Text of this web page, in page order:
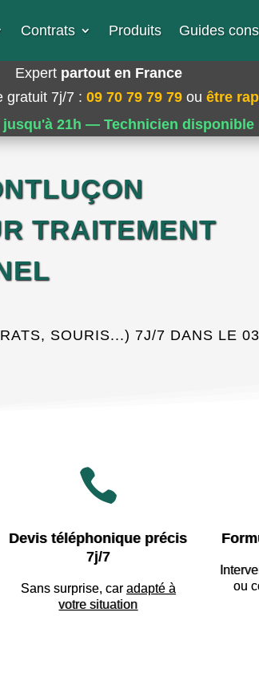
Contrats Produits Guides
Expert partout en France
gratuit 7j/7 : 09 70 79 79 79 ou être
21h — Technicien disponible
TRAITEMENT
SOURIS...) 7J/7 DANS LE 03

Devis téléphonique précis
7j/7
Sans surprise, car adapté à
votre situation
ou